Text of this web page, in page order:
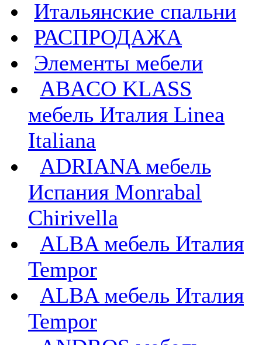
Итальянские спальни
РАСПРОДАЖА
Элементы мебели
ABACO KLASS
мебель Италия Linea
Italiana
ADRIANA мебель
Испания Monrabal
Chirivella
ALBA мебель Италия
Tempor
ALBA мебель Италия
Tempor